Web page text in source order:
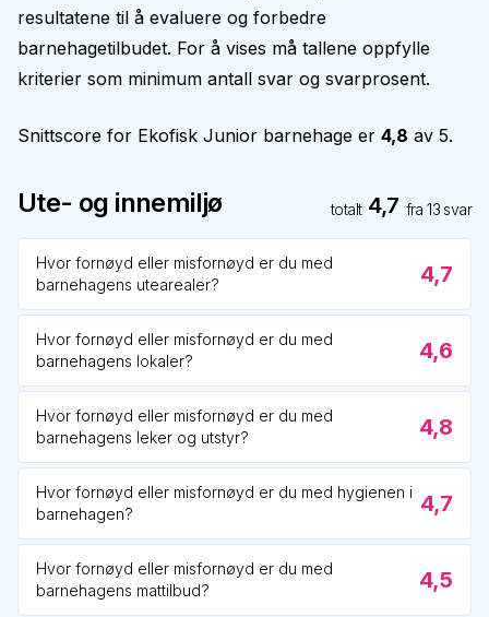
resultatene til å evaluere og forbedre
barnehagetilbudet. For å vises må tallene oppfylle
kriterier som minimum antall svar og svarprosent.
Snittscore for Ekofisk Junior barnehage er 4,8 av 5.
Ute- og innemiljø totalt 4,7 fra13 svar
Hvor fornøyd eller misfornøyd er du med
barnehagens utearealer?
4,7
Hvor fornøyd eller misfornøyd er du med
barnehagens lokaler?
4,6
Hvor fornøyd eller misfornøyd er du med
barnehagens leker og utstyr?
4,8
Hvor fornøyd eller misfornøyd er du med hygienen i
barnehagen?
4,7
Hvor fornøyd eller misfornøyd er du med
barnehagens mattilbud?
4,5